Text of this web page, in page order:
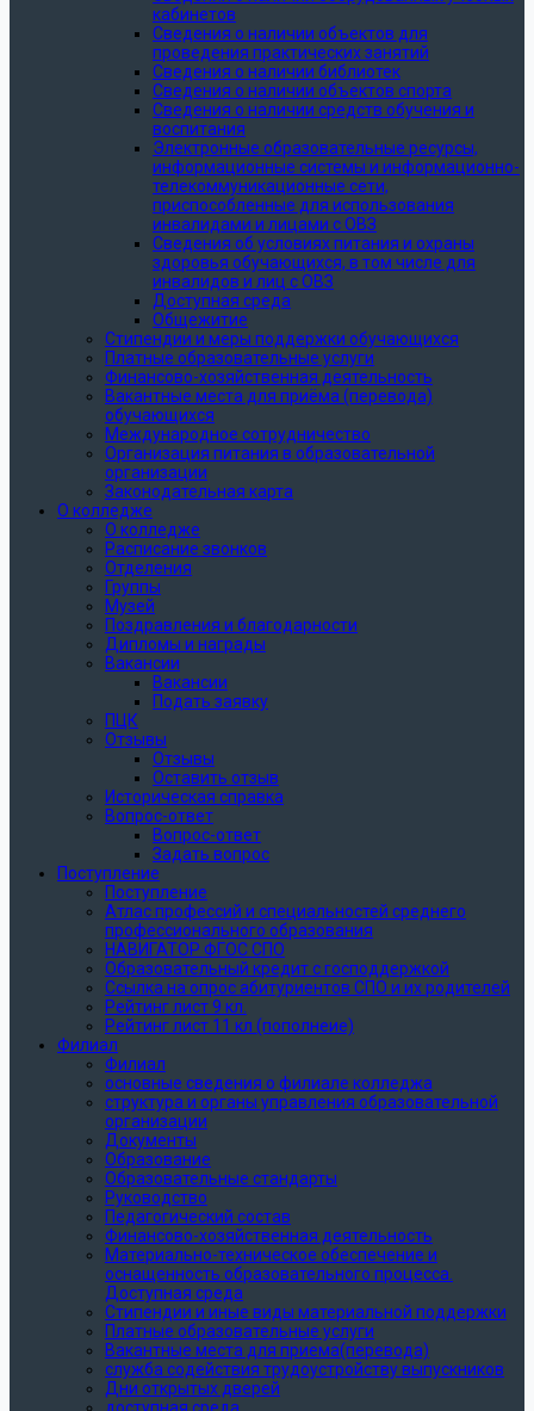
кабинетов
Сведения о наличии объектов для
проведения практических занятий
Сведения о наличии библиотек
Сведения о наличии объектов спорта
Сведения о наличии средств обучения и
воспитания
Электронные образовательные ресурсы,
информационные системы и информационно-
телекоммуникационные сети,
приспособленные для использования
инвалидами и лицами с ОВЗ
Сведения об условиях питания и охраны
здоровья обучающихся, в том числе для
инвалидов и лиц с ОВЗ
Доступная среда
Общежитие
Стипендии и меры поддержки обучающихся
Платные образовательные услуги
Финансово-хозяйственная деятельность
Вакантные места для приёма (перевода)
обучающихся
Международное сотрудничество
Организация питания в образовательной
организации
Законодательная карта
О колледже
О колледже
Расписание звонков
Отделения
Группы
Музей
Поздравления и благодарности
Дипломы и награды
Вакансии
Вакансии
Подать заявку
ПЦК
Отзывы
Отзывы
Оставить отзыв
Историческая справка
Вопрос-ответ
Вопрос-ответ
Задать вопрос
Поступление
Поступление
Атлас профессий и специальностей среднего
профессионального образования
НАВИГАТОР ФГОС СПО
Образовательный кредит с господдержкой
Ссылка на опрос абитуриентов СПО и их родителей
Рейтинг лист 9 кл.
Рейтинг лист 11 кл (пополнеие)
Филиал
Филиал
основные сведения о филиале колледжа
структура и органы управления образовательной
организации
Документы
Образование
Образовательные стандарты
Руководство
Педагогический состав
Финансово-хозяйственная деятельность
Материально-техническое обеспечение и
оснащенность образовательного процесса.
Доступная среда
Стипендии и иные виды материальной поддержки
Платные образовательные услуги
Вакантные места для приема(перевода)
служба содействия трудоустройству выпускников
Дни открытых дверей